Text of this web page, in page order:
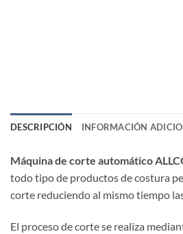
DESCRIPCIÓN INFORMACIÓN
Máquina de corte automático
todo tipo de productos de costura
corte reduciendo al mismo tiempo
El proceso de corte se realiza